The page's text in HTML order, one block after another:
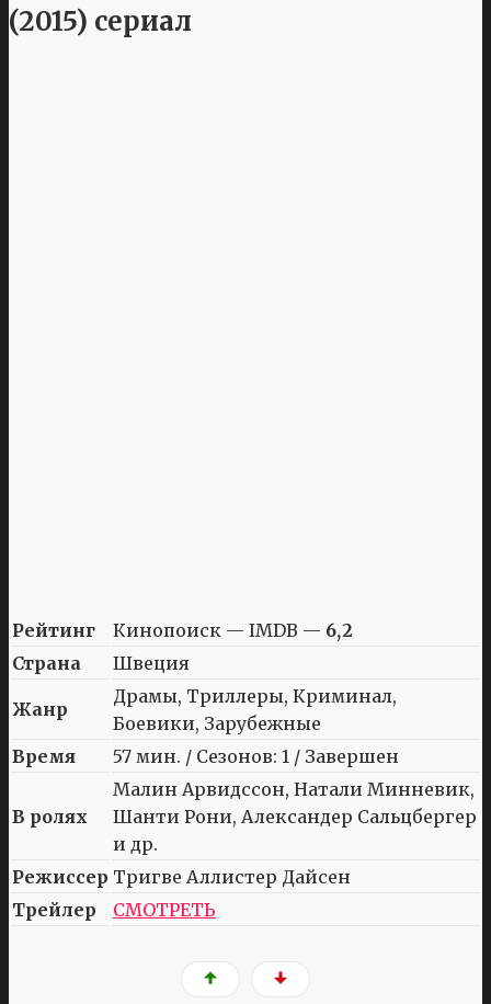
(2015) сериал
Рейтинг Кинопоиск — IMDB — 6,2
Страна
Швеция
Жанр
Драмы, Триллеры, Криминал,
Боевики, Зарубежные
Время
57 мин. / Сезонов: 1 / Завершен
В ролях
Малин Арвидссон, Натали Минневик,
Шанти Рони, Александер Сальцбергер
и др.
Режиссер Тригве Аллистер Дайсен
Трейлер
СМОТРЕТЬ